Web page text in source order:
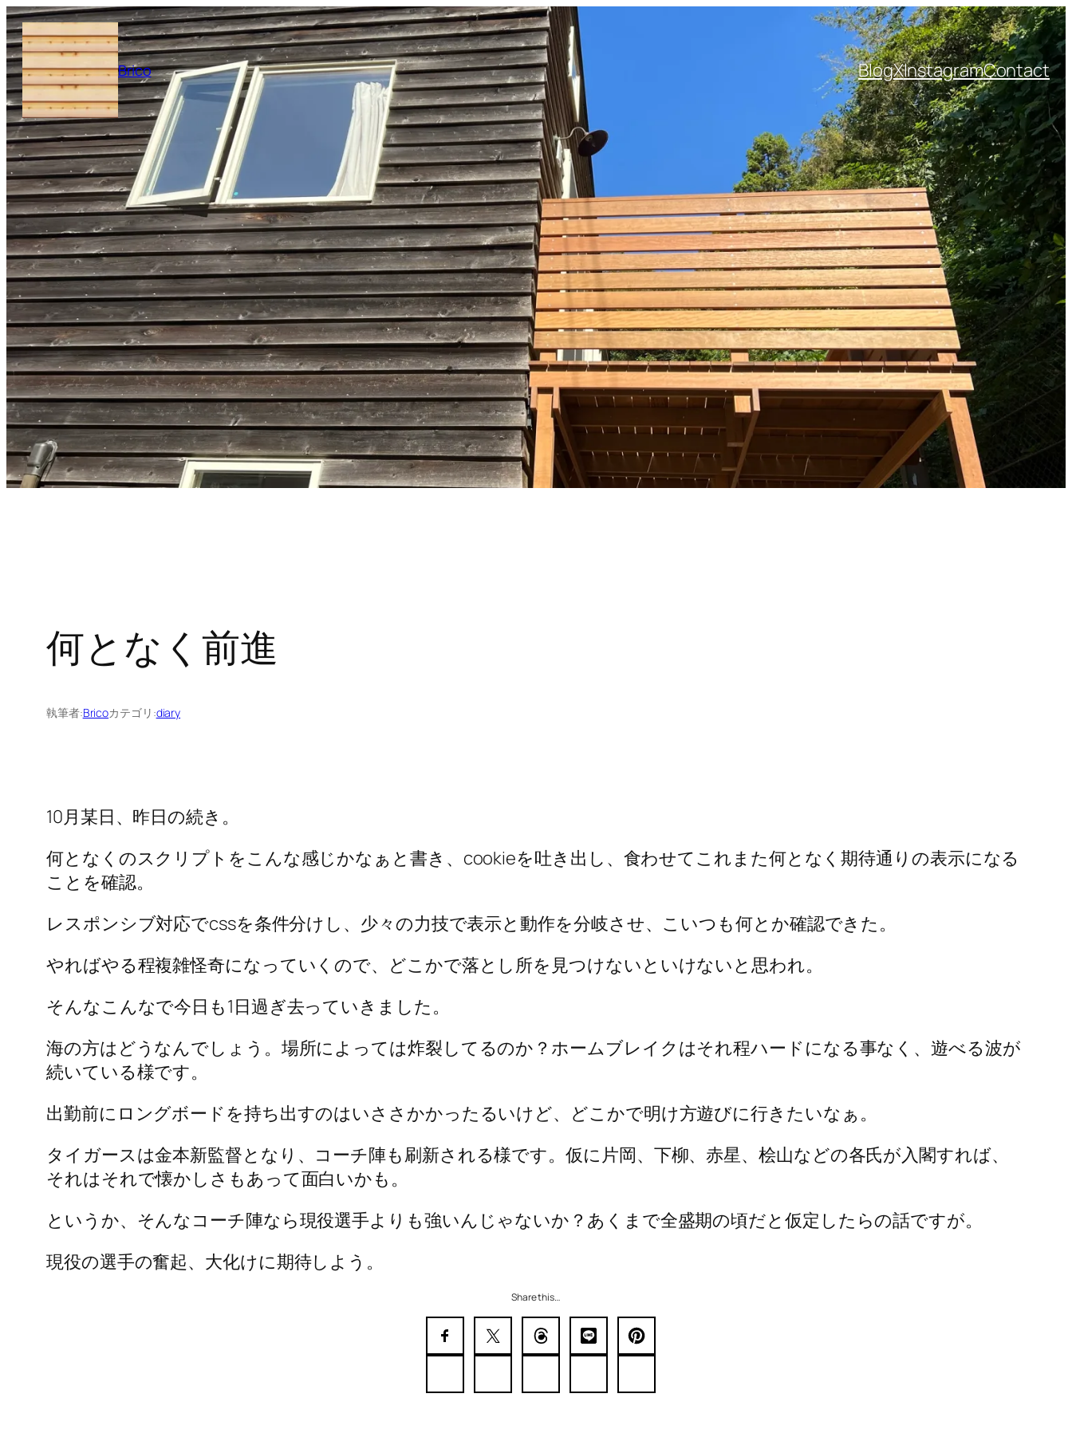
内
容
を
ス
キ
ッ
プ
Brico BlogXInstagramContact
何となく前進
執筆者:Bricoカテゴリ:diary
10月某日、昨日の続き。
何となくのスクリプトをこんな感じかなぁと書き、cookieを吐き出し、食わせてこれまた何となく期待通りの表示になる
ことを確認。
レスポンシブ対応でcssを条件分けし、少々の力技で表示と動作を分岐させ、こいつも何とか確認できた。
やればやる程複雑怪奇になっていくので、どこかで落とし所を見つけないといけないと思われ。
そんなこんなで今日も1日過ぎ去っていきました。
海の方はどうなんでしょう。場所によっては炸裂してるのか？ホームブレイクはそれ程ハードになる事なく、遊べる波が
続いている様です。
出勤前にロングボードを持ち出すのはいささかかったるいけど、どこかで明け方遊びに行きたいなぁ。
タイガースは金本新監督となり、コーチ陣も刷新される様です。仮に片岡、下柳、赤星、桧山などの各氏が入閣すれば、
それはそれで懐かしさもあって面白いかも。
というか、そんなコーチ陣なら現役選手よりも強いんじゃないか？あくまで全盛期の頃だと仮定したらの話ですが。
現役の選手の奮起、大化けに期待しよう。
Share this…